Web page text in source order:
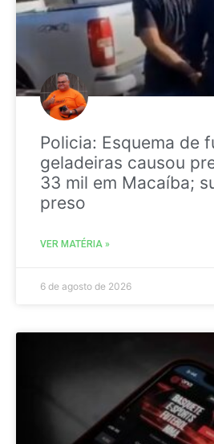
Policia: Esquema de
geladeiras causou
33 mil em Macaíba;
preso
VER MATÉRIA »
6 de agosto de 2026